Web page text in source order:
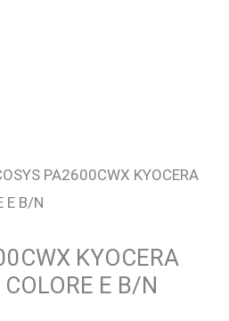
PA2600CWX KYOCERA
E B/N
KYOCERA
E B/N